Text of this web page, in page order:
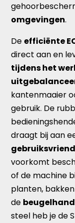
omgevingen.
De efficiënte
direct aan en
tijdens het
kantenmaaier
gebruik. De
draagt bij aan
voorkomt
of de machine
planten,
de
steel heb je de